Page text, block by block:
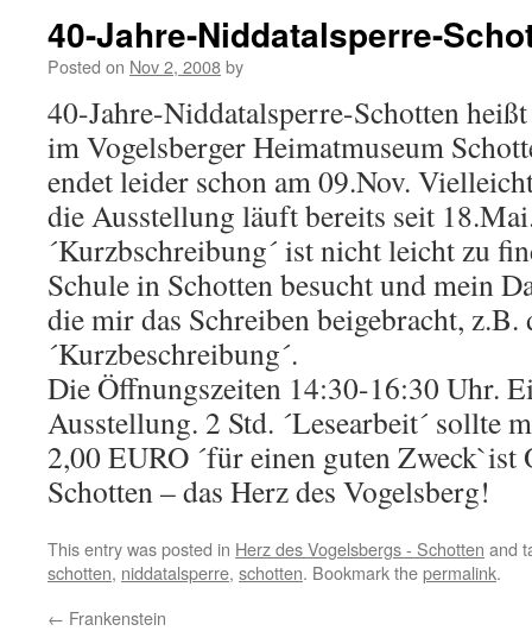
40-Jahre-Niddatalsperre-
Posted on Nov 2, 2008by
40-Jahre-Niddatalsperre-Schotten
im Vogelsberger Heimatmuseum
endet leider schon am 09.Nov.
die Ausstellung läuft bereits seit
´Kurzbschreibung´ ist nicht leicht zu
Schule in Schotten besucht und mein
die mir das Schreiben beigebracht, z.B.
´Kurzbeschreibung´.
Die Öffnungszeiten 14:30-16:30 Uhr.
Ausstellung. 2 Std. ´Lesearbeit´ sollte
2,00 EURO ´für einen guten Zweck`ist
Schotten – das Herz des Vogelsberg!
This entry was posted in Herz des Vogelsbergs - Schotten and
schotten, niddatalsperre, schotten. Bookmark thepermalink.
← Frankenstein